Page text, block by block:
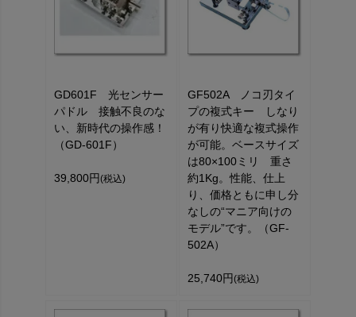
GD601F 光センサー
パドル 接触不良のな
い、新時代の操作感！
（GD-601F）
39,800円 (税込)
GF502A ノコ刃タイ
プの複式キー しなり
が有り快適な複式操作
が可能。ベースサイズ
は80×100ミリ 重さ
約1Kg。性能、仕上
り、価格ともに申し分
なしの“マニア向けの
モデル”です。（GF-
502A）
25,740円 (税込)